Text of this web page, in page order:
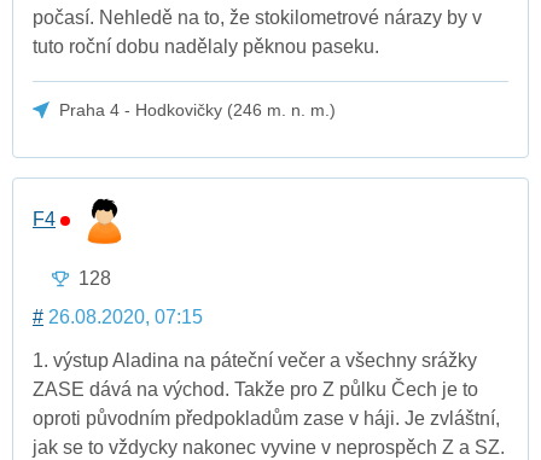
počasí. Nehledě na to, že stokilometrové nárazy by v
tuto roční dobu nadělaly pěknou paseku.
Praha 4 - Hodkovičky (246 m. n. m.)
F4
128
# 26.08.2020, 07:15
1. výstup Aladina na páteční večer a všechny srážky
ZASE dává na východ. Takže pro Z půlku Čech je to
oproti původním předpokladům zase v háji. Je zvláštní,
jak se to vždycky nakonec vyvine v neprospěch Z a SZ.